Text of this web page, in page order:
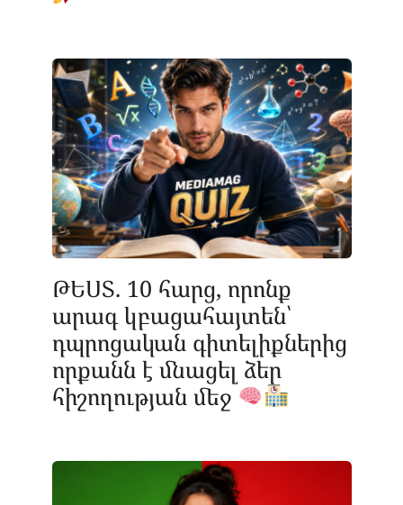
ԹԵՍՏ. 10 հարց, որոնք
արագ կբացահայտեն՝
դպրոցական գիտելիքներից
որքանն է մնացել ձեր
հիշողության մեջ